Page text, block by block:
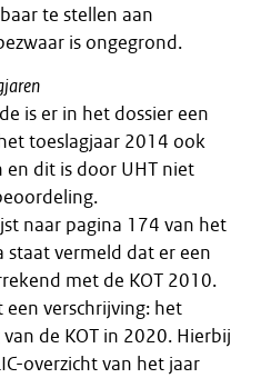
te stellen aan
is ongegrond.
is er in het dossier een
toeslagjaar 2014 ook
en dit is door UHT niet
naar pagina 174 van het
staat vermeld dat er een
met de KOT 2010.
verschrijving: het
de KOT in 2020. Hierbij
overzicht van het jaar